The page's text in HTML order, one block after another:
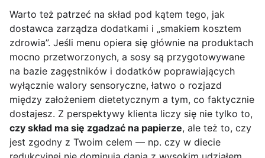
Warto też patrzeć na skład pod kątem tego, jak
dostawca zarządza dodatkami i „smakiem kosztem
zdrowia”. Jeśli menu opiera się głównie na produktach
mocno przetworzonych, a sosy są przygotowywane
na bazie zagęstników i dodatków poprawiających
wyłącznie walory sensoryczne, łatwo o rozjazd
między założeniem dietetycznym a tym, co faktycznie
dostajesz. Z perspektywy klienta liczy się nie tylko to,
czy skład ma się zgadzać na papierze, ale też to, czy
jest zgodny z Twoim celem — np. czy w diecie